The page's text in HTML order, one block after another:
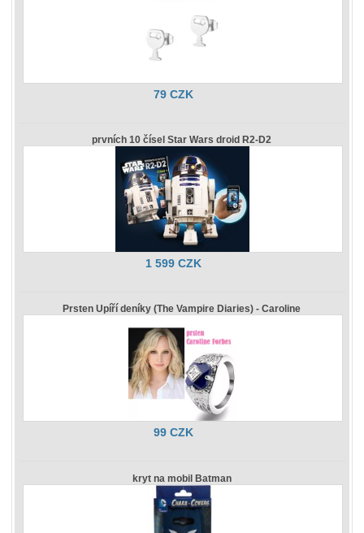
79 CZK
prvních 10 čísel Star Wars droid R2-D2
1 599 CZK
Prsten Upíří deníky (The Vampire Diaries) - Caroline
99 CZK
kryt na mobil Batman